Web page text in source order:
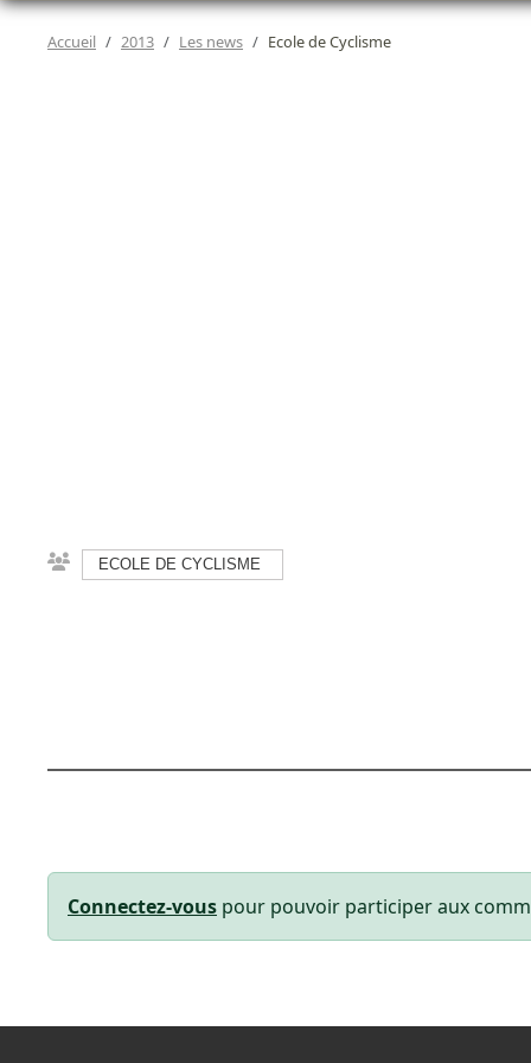
Accueil 2013 Les news Ecole de Cyclisme
ECOLE DE CYCLISME
Connectez-vous pour pouvoir participer aux